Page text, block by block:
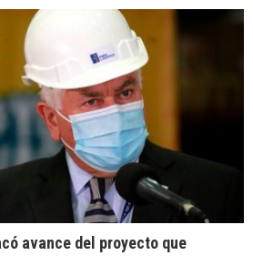
avance del proyecto que